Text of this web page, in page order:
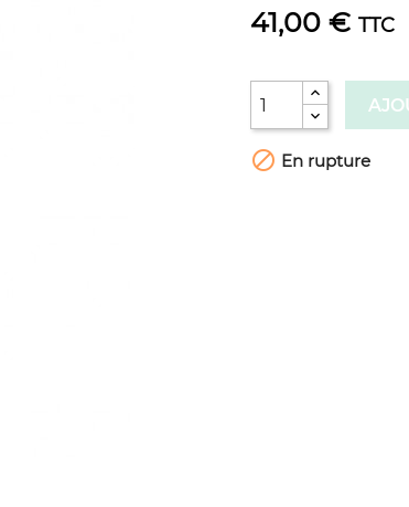
41,00 € TTC
 En rupture